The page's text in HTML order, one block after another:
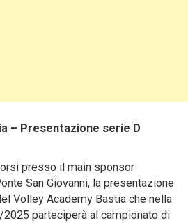
– Presentazione serie D
presso il main sponsor
San Giovanni, la presentazione
Volley Academy Bastia che nella
parteciperà al campionato di